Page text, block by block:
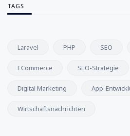
TAGS
Laravel PHP SEO
ECommerce SEO-Strategie
Digital Marketing App-
Wirtschaftsnachrichten